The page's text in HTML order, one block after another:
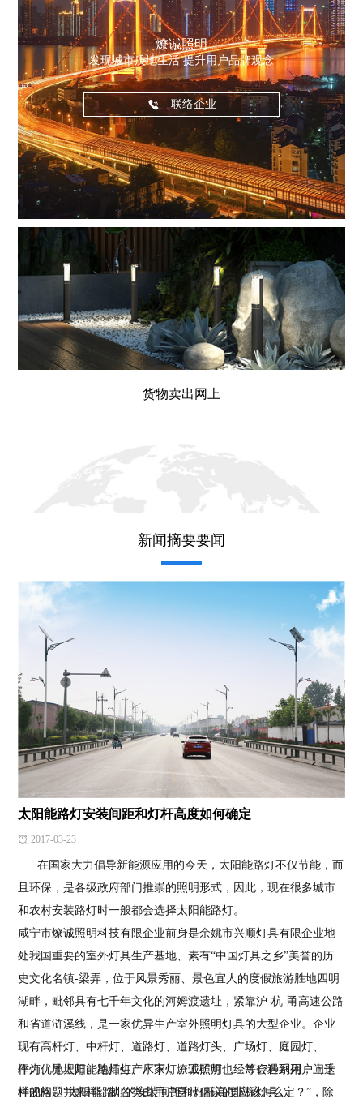
燎诚照明
发现城市质地生活 提升用户品牌观念
联络企业
货物卖出网上
新闻摘要要闻
太阳能路灯安装间距和灯杆高度如何确定
2017-03-23
在国家大力倡导新能源应用的今天，太阳能路灯不仅节能，而
且环保，是各级政府部门推崇的照明形式，因此，现在很多城市
和农村安装路灯时一般都会选择太阳能路灯。
咸宁市燎诚照明科技有限企业前身是余姚市兴顺灯具有限企业地
处我国重要的室外灯具生产基地、素有“中国灯具之乡”美誉的历
史文化名镇-梁弄，位于风景秀丽、景色宜人的度假旅游胜地四明
湖畔，毗邻具有七千年文化的河姆渡遗址，紧靠沪-杭-甬高速公路
和省道浒溪线，是一家优异生产室外照明灯具的大型企业。企业
现有高杆灯、中杆灯、道路灯、道路灯头、广场灯、庭园灯、草
坪灯、地埋灯、地插灯、水下灯、工矿灯……等17种系列，上千
种规格，并来样订制各类由用户自行倡议的非标灯具。
作为优异太阳能路灯生产厂家，燎诚照明也经常会遇到用户问这
样的问题“太阳能路灯的安装间距和灯杆高度应该怎么定？”，除